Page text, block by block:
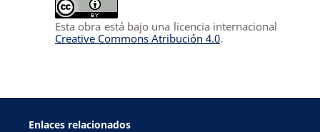
Esta obra está bajo una licencia internacional
Creative Commons Atribución 4.0.
Enlaces relacionados